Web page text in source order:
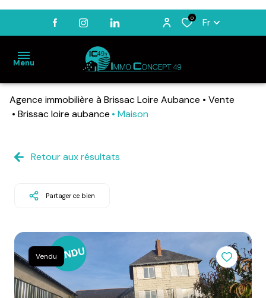
0 Fr
Menu
ACCUEIL
LOCATIONS
NOTRE
Agence immobilière à Brissac Loire Aubance
Vente
Brissac loire aubance
Maison
Retour aux résultats
Partager ce bien
Vendu